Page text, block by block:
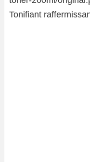
Tonifiant